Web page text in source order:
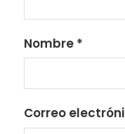
Nombre *
Correo